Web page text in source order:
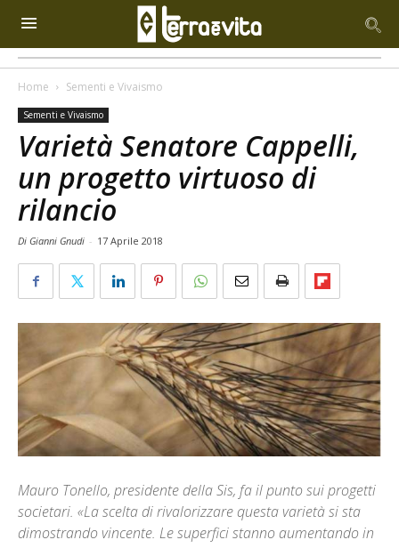
Home Sementi e Vivaismo
Sementi e Vivaismo
Varietà Senatore Cappelli,
un progetto virtuoso di
rilancio
Di Gianni Gnudi - 17 Aprile 2018
Mauro Tonello, presidente della Sis, fa il punto sui progetti
societari. «La scelta di rivalorizzare questa varietà si sta
dimostrando vincente. Le superfici stanno aumentando in